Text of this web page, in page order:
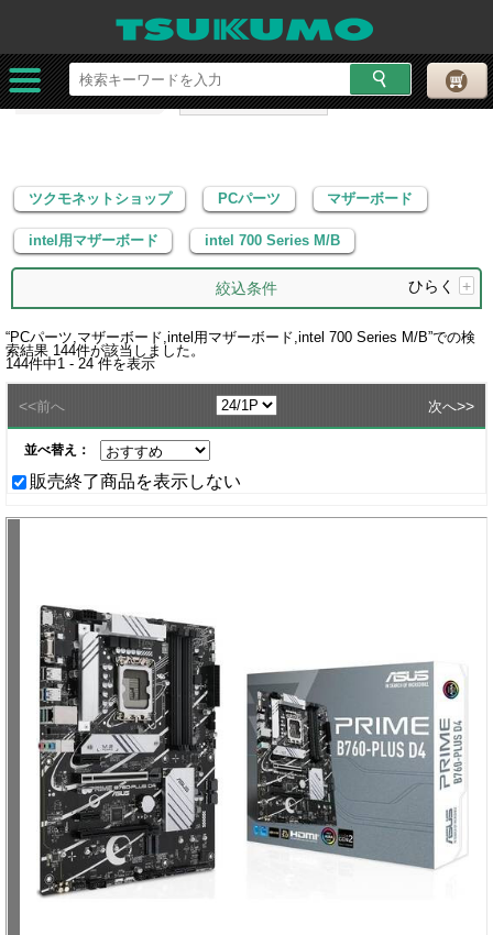
ツクモネットショップ PCパーツ
マザーボード
intel用マザーボード
intel 700 Series M/B
ツクモネットショップ PCパーツ マザーボード
intel用マザーボード intel 700 Series M/B
絞込条件 ひらく +
“PCパーツ,マザーボード,intel用マザーボード,intel 700 Series M/B”での検
索結果 144件が該当しました。
144件中1 - 24 件を表示
<<前へ 次へ>>
並べ替え：
販売終了商品を表示しない